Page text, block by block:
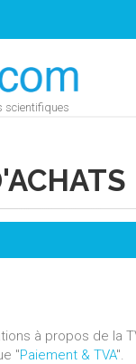
scientifiques
à propos de la
"Paiement & TVA".